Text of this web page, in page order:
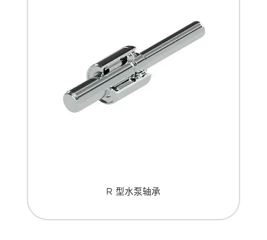
R 型水泵轴承